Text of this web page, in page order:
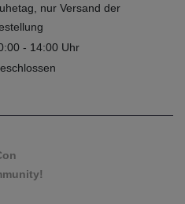
nur Versand der
- 14:00 Uhr